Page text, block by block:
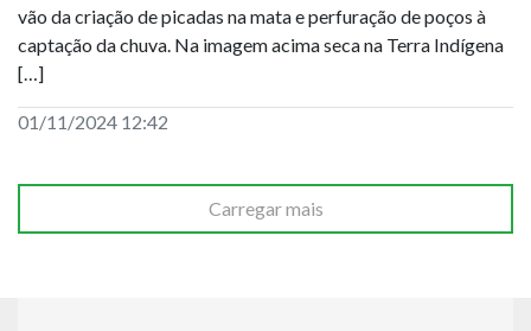
vão da criação de picadas na mata e perfuração de poços à
captação da chuva. Na imagem acima seca na Terra Indígena
[…]
01/11/2024 12:42
Carregar mais